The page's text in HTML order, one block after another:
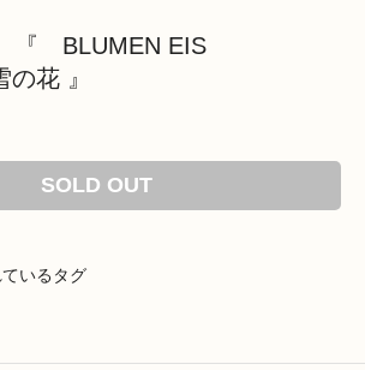
『 BLUMEN EIS
花 』
SOLD OUT
いるタグ